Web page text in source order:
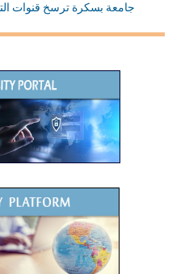
جامعة بسكرة ترسخ قنوات